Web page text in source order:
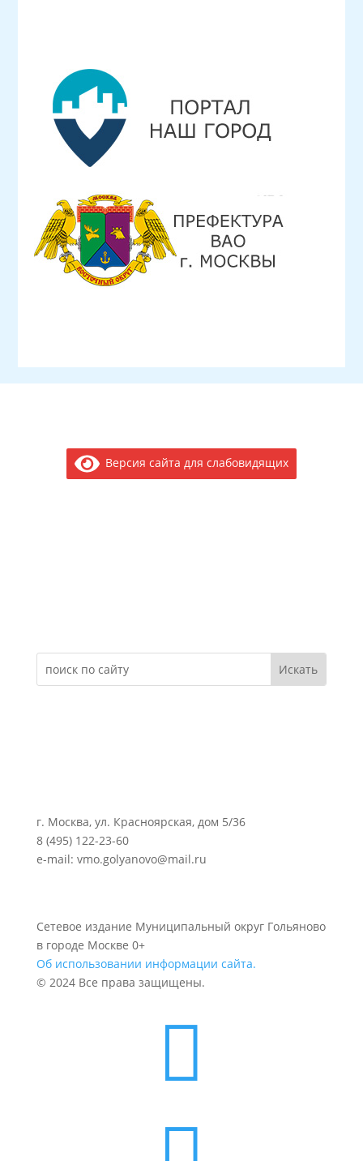
Версия сайта для слабовидящих
г. Москва, ул. Красноярская, дом 5/36
8 (495) 122-23-60
e-mail: vmo.golyanovo@mail.ru
Сетевое издание Муниципальный округ Гольяново
в городе Москве 0+
Об использовании информации сайта.
© 2024 Все права защищены.
